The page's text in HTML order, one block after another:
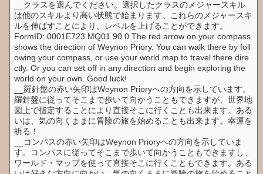
__クラスを選んでください。選択したクラスのメジャースキル
は他のスキルより高い状態で始まります。これらのメジャースキ
ルを伸ばすことにより、レベルを上げることができます。
FormID: 0001E723 MQ01 90 0 The red arrow on your compass
shows the direction of Weynon Priory. You can walk there by foll
owing your compass, or use your world map to travel there dire
ctly. Or you can set off in any direction and begin exploring the
world on your own. Good luck!
__羅針盤の赤い矢印はWeynon Prioryへの方向を示しています。
羅針盤に従ってそこまで歩いて向かうこともできますが、世界地
図上で指定することにより直接そこに行くことも出来ます。ある
いは、気の向くままに冒険の旅を始めることも出来ます。幸運を
祈る！
__コンパスの赤い矢印はWeynon Prioryへの方向を示していま
す。コンパスに従ってそこまで歩いて向かうこともできますし、
ワールド・マップを使って直接そこに行くこともできます。ある